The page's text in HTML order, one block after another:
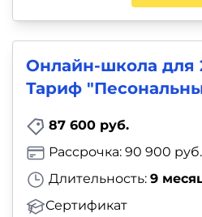
Онлайн-школа для
Тариф
87 600 руб.
Длительность: 9
Сертификат
Рассрочка: 90 900